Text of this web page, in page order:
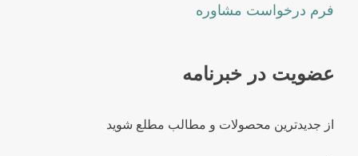
فرم درخواست مشاوره
عضویت در خبرنامه
از جدیدترین محصولات و مطالب مطلع شوید